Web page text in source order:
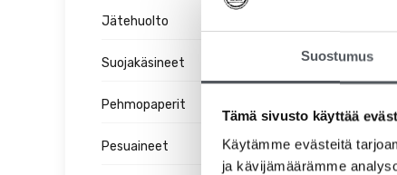
Suostumus
Tämä sivusto käyttää
Käytämme evästeitä
ja kävijämäärämme
Jätehuolto
Suojakäsineet
Pehmopaperit
Pesuaineet